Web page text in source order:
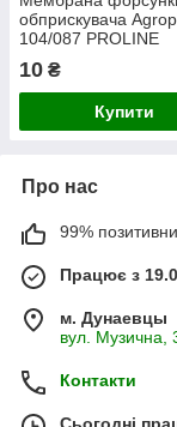
обприскувача
104/087 PROLINE
10 ₴
Купити
Про нас
99%
Працює з
м. Дунаевцы
вул. Музична,
Контакти
Сьогодні